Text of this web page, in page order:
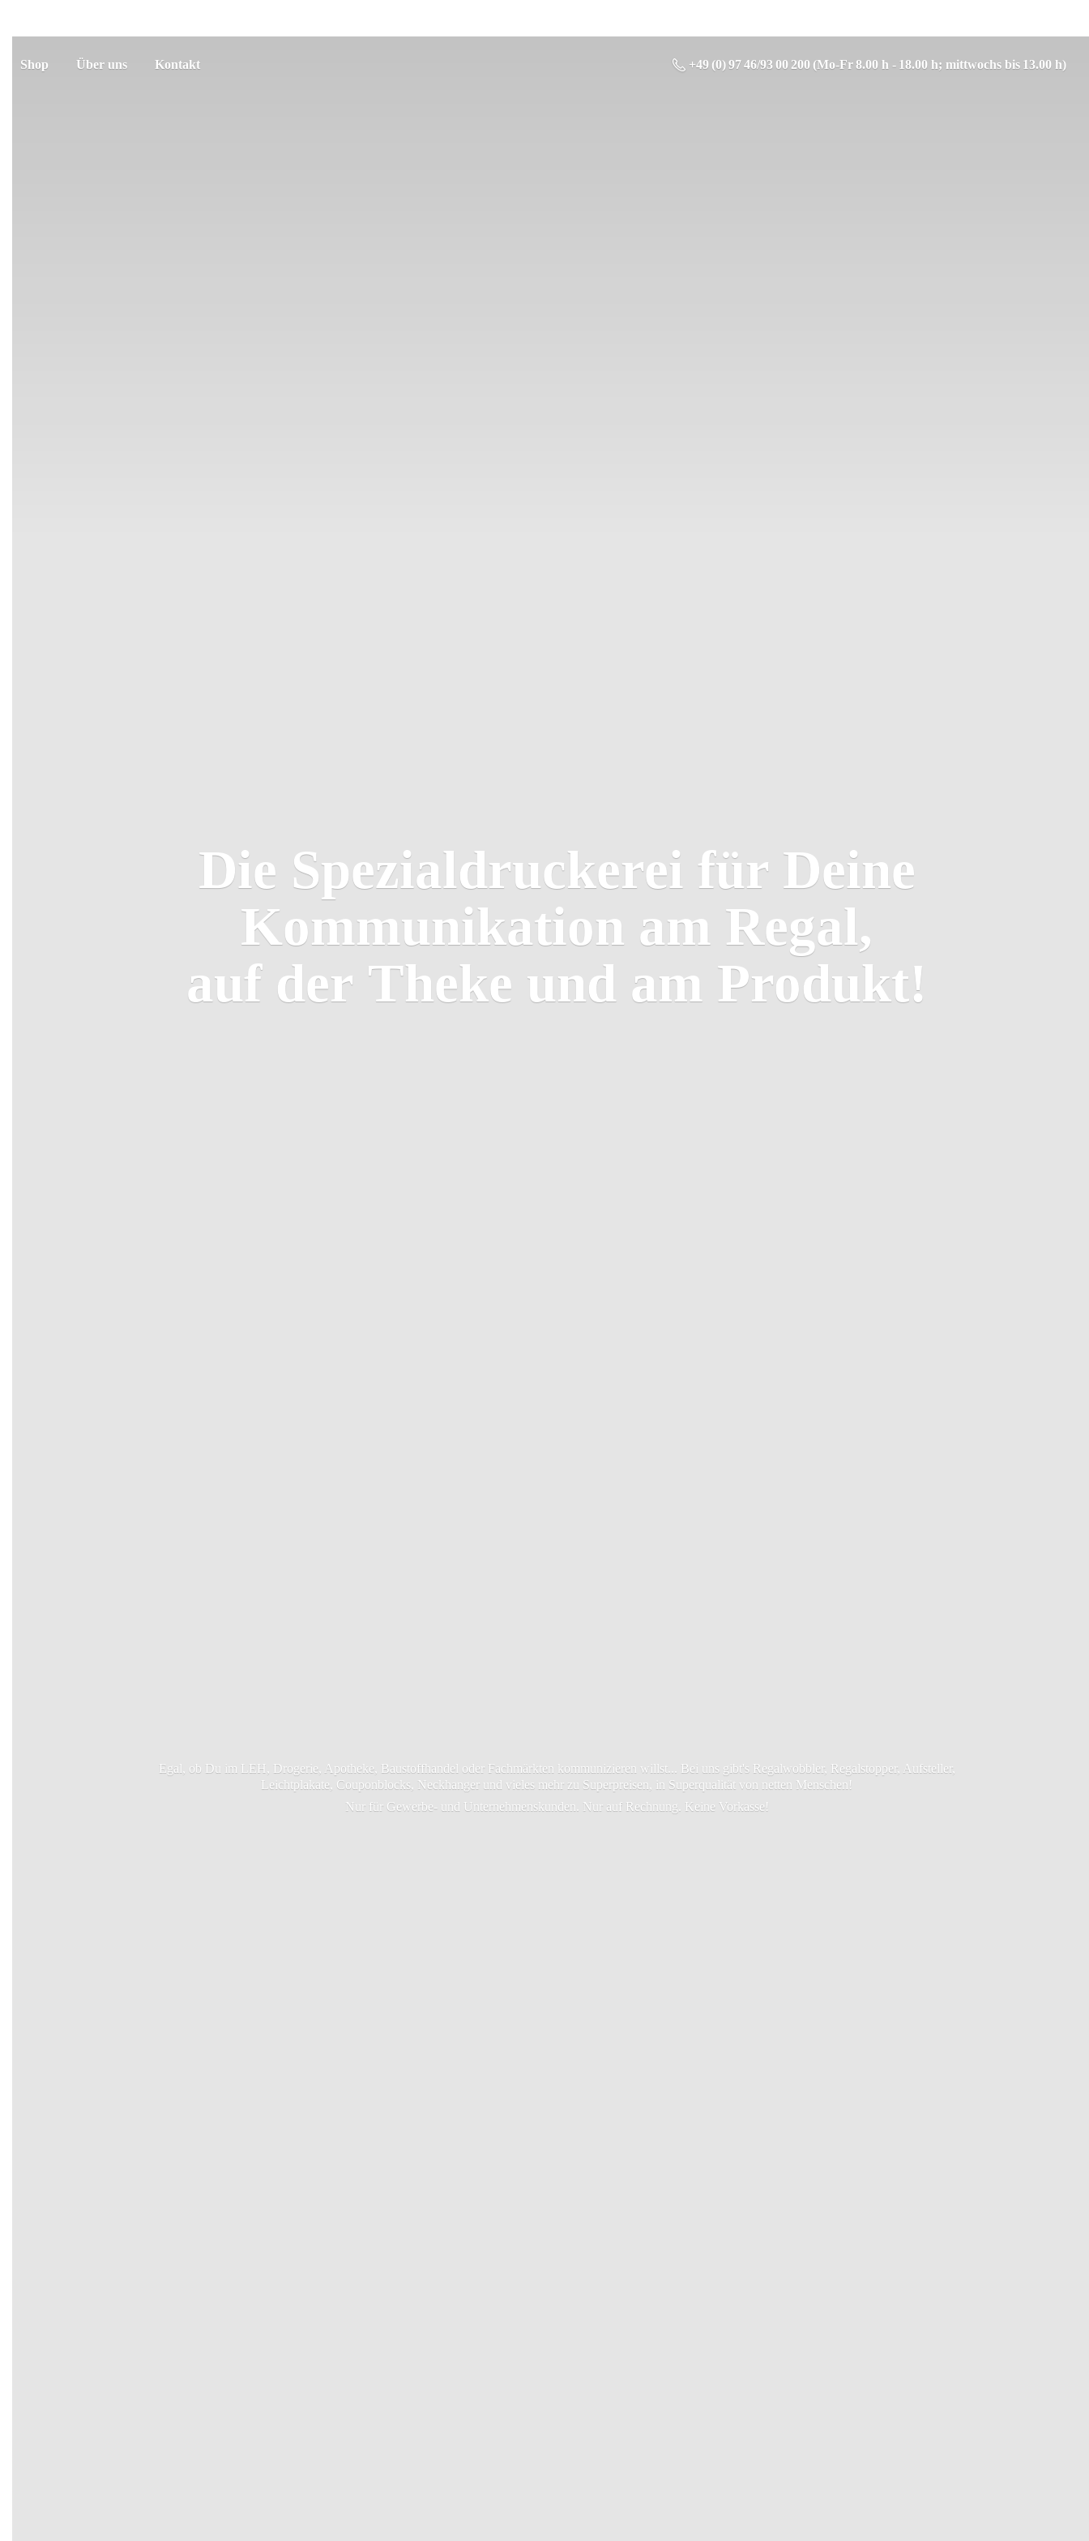
Shop Über uns Kontakt +49 (0) 97 46/93 00 200 (Mo-Fr 8.00 h - 18.00 h; mittwochs bis 13.00 h)
Die Spezialdruckerei für Deine
Kommunikation am Regal,
auf der Theke und am Produkt!
Egal, ob Du im LEH, Drogerie, Apotheke, Baustoffhandel oder Fachmärkten kommunizieren willst... Bei uns gibt's Regalwobbler, Regalstopper, Aufsteller,
Leichtplakate, Couponblocks, Neckhanger und vieles mehr zu Superpreisen, in Superqualität von netten Menschen!
Nur für Gewerbe- und Unternehmenskunden. Nur auf Rechnung. Keine Vorkasse!